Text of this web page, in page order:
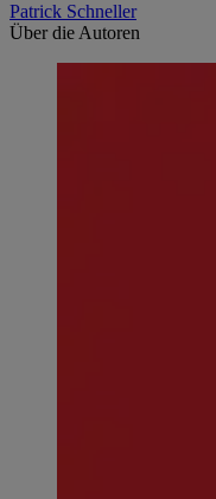
Patrick Schneller
Über die Autoren